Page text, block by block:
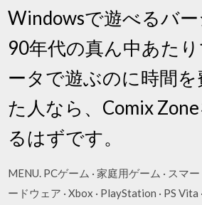
Windowsで遊べるバ
90年代の真ん中あた
ータで遊ぶのに時間
た人なら、Comix
るはずです。
MENU. PCゲーム · 家庭用ゲーム · スマ
ードウェア · Xbox · PlayStation · PS Vita